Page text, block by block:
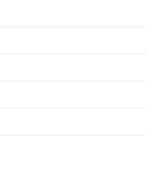
iz treh držav